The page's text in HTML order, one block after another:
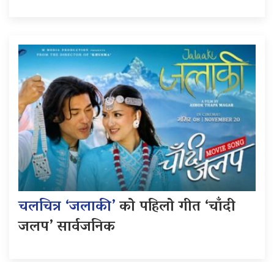
चलचित्र ‘जलाकी’को पहिलो गीत ‘चाँदी
जलप’ सार्वजनिक